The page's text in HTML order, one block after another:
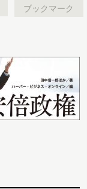
ブックマーク